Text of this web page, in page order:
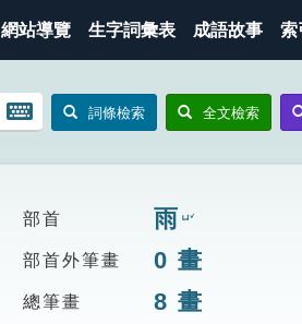
網站導覽 生字詞彙表 成語故事 索
開
鍵
圖
詞條檢索 全文檢索
部首 雨 ㄩˇ
部首外筆畫 0 畫
總筆畫 8 畫